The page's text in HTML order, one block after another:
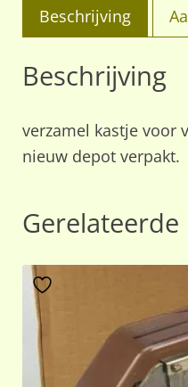
Beschrijving
Beschrijving
verzamel kastje voor
nieuw depot verpakt.